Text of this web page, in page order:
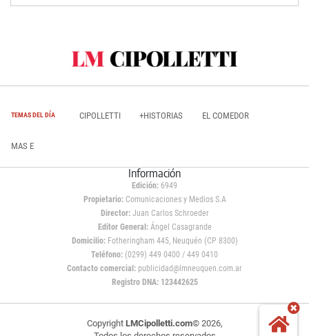
TEMAS DEL DÍA CIPOLLETTI +HISTORIAS EL COMEDOR
MAS E
Información
Edición: 6949
Propietario:Comunicaciones y Medios S.A
Director: Juan Carlos Schroeder
Editor General:Ángel Casagrande
Domicilio:Fotheringham 445, Neuquén (CP 8300)
Teléfono: (0299) 449 0400 / 449 0410
Contacto comercial: publicidad@lmneuquen.com.ar
Registro DNA: 123442625
Copyright LMCipolletti.com© 2026,